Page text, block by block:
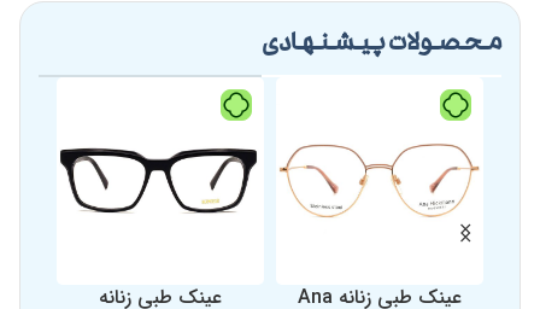
محصولات پیشنهادی
عینک طبی زنانه Ana
عینک طبی زنانه